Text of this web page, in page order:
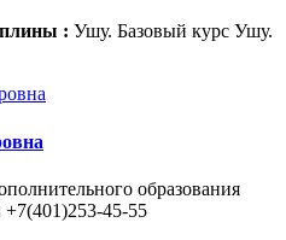
: Ушу. Базовый курс Ушу.
образования
+7(401)253-45-55